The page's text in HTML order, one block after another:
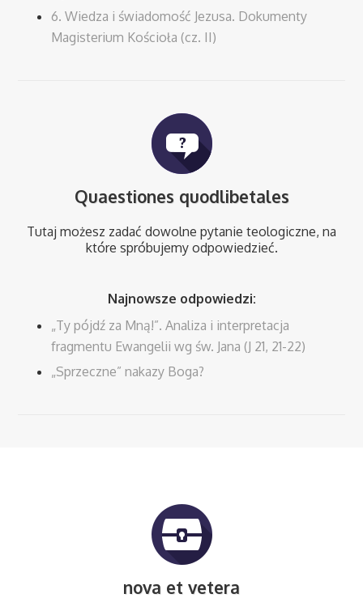
6. Wiedza i świadomość Jezusa. Dokumenty
Magisterium Kościoła (cz. II)
Quaestiones quodlibetales
Tutaj możesz zadać dowolne pytanie teologiczne, na
które spróbujemy odpowiedzieć.
Najnowsze odpowiedzi:
„Ty pójdź za Mną!”. Analiza i interpretacja
fragmentu Ewangelii wg św. Jana (J 21, 21-22)
„Sprzeczne” nakazy Boga?
nova et vetera